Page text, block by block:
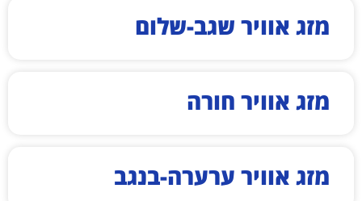
מזג אוויר שגב-שלום
מזג אוויר חורה
מזג אוויר ערערה-בנגב